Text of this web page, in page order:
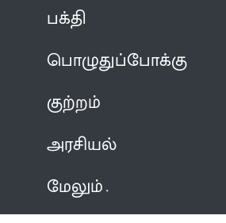
பக்தி
பொழுதுப்போக்கு
குற்றம்
அரசியல்
மேலும்